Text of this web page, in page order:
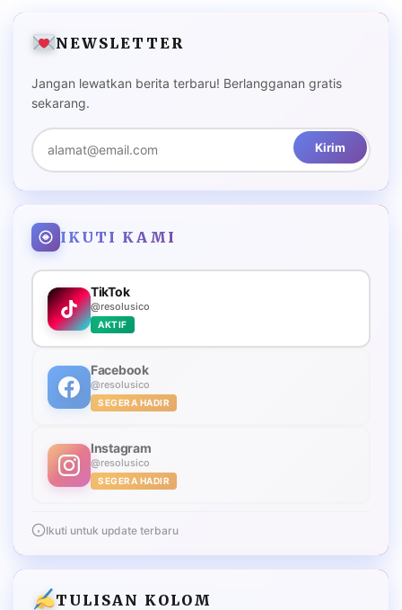
NEWSLETTER
Jangan lewatkan berita terbaru! Berlangganan gratis
sekarang.
Kirim
IKUTI KAMI
TikTok
@resolusico
AKTIF
Facebook
@resolusico
SEGERA HADIR
Instagram
@resolusico
SEGERA HADIR
Ikuti untuk update terbaru
TULISAN KOLOM